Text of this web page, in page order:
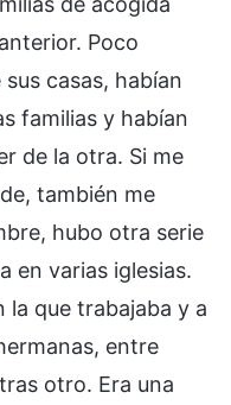
Poco
casas, habían
familias y habían
de la otra. Si me
también me
hubo otra serie
en varias iglesias.
la que trabajaba y a
entre
otro. Era una